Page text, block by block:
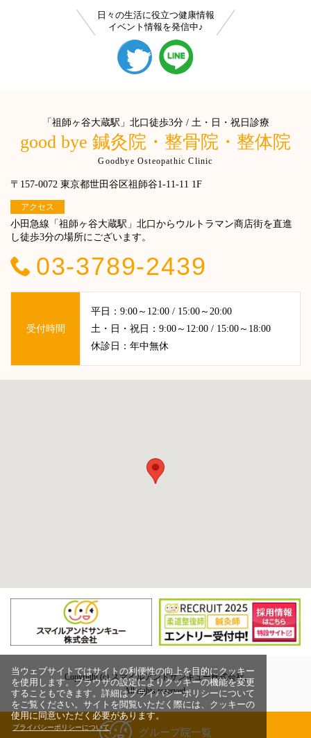
当ウェブサイトではサイトの利便性の向上を目的にクッキー
を使用します。ブラウザの設定によりクッキーの機能を変更
することもできます。詳細はプライバシーポリシーについて
をご覧ください。サイトを閲覧いただく際には、クッキーの
使用に同意いただく必要があります。
プライバシーポリシーについて
日々の生活に役立つ健康情報
イベント情報を発信中♪
「祖師ヶ谷大蔵駅」北口徒歩3分 / 土・日・祝日診療
good bye 鍼灸院・整骨院・整体院
Goodbye Osteopathic Clinic
〒157-0072 東京都世田谷区祖師谷1-11-11 1F
アクセス
小田急線「祖師ヶ谷大蔵駅」北口からウルトラマン商店街を直進
し徒歩3分の場所にございます。
03-3789-2439
受付時間
平日：9:00～12:00 / 15:00～20:00
土・日・祝日：9:00～12:00 / 15:00～18:00
休診日：年中無休
Copyright (c) スマイルアンドサンキュー株式会社,
All rights reserved.
グループ院一覧